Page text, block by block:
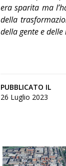
era sparita ma
della
della gente e delle
PUBBLICATO IL
26 Luglio 2023